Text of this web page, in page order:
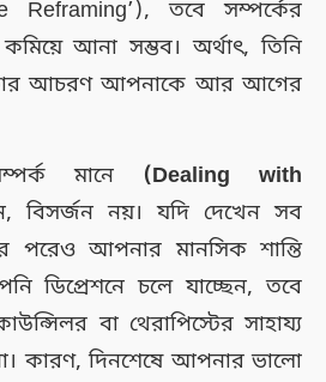
Reframing’), তবে সম্পর্কের
আনা সম্ভব। অর্থাৎ, তিনি
তাঁর আচরণ আপনাকে আর আগের
মানে (Dealing with
বিসর্জন নয়। যদি দেখেন সব
পরেও আপনার মানসিক শান্তি
ডিপ্রেশনে চলে যাচ্ছেন, তবে
বা থেরাপিস্টের সাহায্য
কারণ, দিনশেষে আপনার ভালো